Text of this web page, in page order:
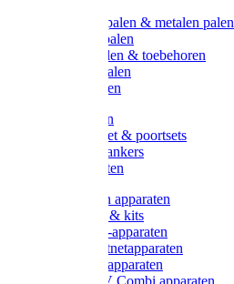
Recycling palen & metalen palen
Kunststof palen
T-Post t-palen & toebehoren
Glasfiber palen
Houten palen
Poortgrepen
Doorgangset & poortsets
Poortgreepankers
Weidepoorten
Onderdelen apparaten
Starter sets & kits
9V Batterij-apparaten
230V Lichtnetapparaten
12V Accu-apparaten
230V / 12V Combi apparaten